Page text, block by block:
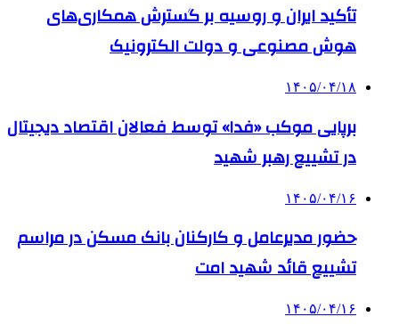
تأکید ایران و روسیه بر گسترش همکاری‌های
هوش مصنوعی و دولت الکترونیک
۱۴۰۵/۰۴/۱۸
برپایی موکب «فدا» توسط فعالان اقتصاد دیجیتال
در تشییع رهبر شهید
۱۴۰۵/۰۴/۱۶
حضور مدیرعامل و کارکنان بانک مسکن در مراسم
تشییع قائد شهید امت
۱۴۰۵/۰۴/۱۶